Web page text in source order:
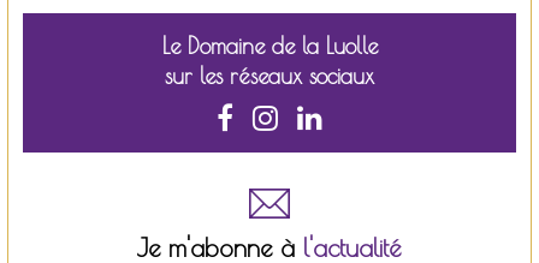
Le Domaine de la Luolle
sur les réseaux sociaux
Je m'abonne à l'actualité